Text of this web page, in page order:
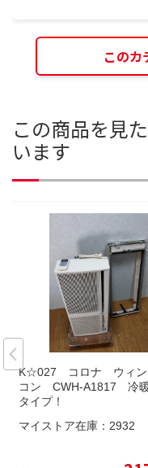
このカ
この商品を見
います
K☆027 コロナ ウィン
コン CWH-A1817 冷
タイプ！
マイストア在庫： 2932